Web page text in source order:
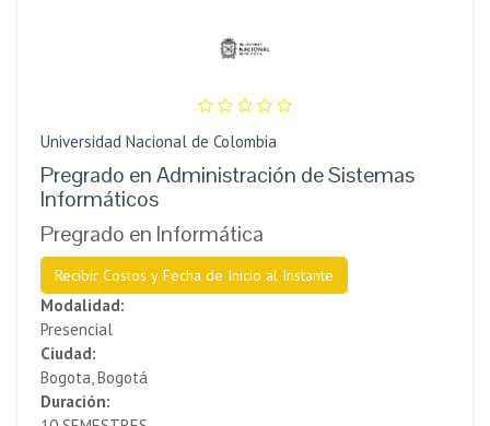
Universidad Nacional de Colombia
Pregrado en Administración de Sistemas
Informáticos
Pregrado en Informática
Recibir Costos y Fecha de Inicio al Instante
Modalidad:
Presencial
Ciudad:
Bogota, Bogotá
Duración: